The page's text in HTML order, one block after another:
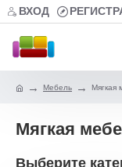
ВХОД
Мебель Мягкая
Мягкая
Выберите